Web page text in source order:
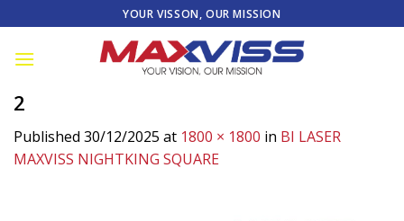
to
content
YOUR VISSON, OUR MISSION
2
Published 30/12/2025 at 1800 × 1800 in BI LASER
MAXVISS NIGHTKING SQUARE